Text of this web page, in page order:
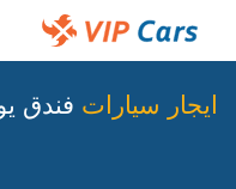
ايجار سيارات فندق